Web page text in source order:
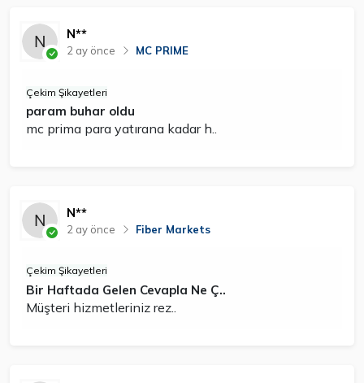
N**
2 ay önce MC PRIME
Çekim Şikayetleri
param buhar oldu
mc prima para yatırana kadar h..
N**
2 ay önce Fiber Markets
Çekim Şikayetleri
Bir Haftada Gelen Cevapla Ne Ç..
Müşteri hizmetleriniz rez..